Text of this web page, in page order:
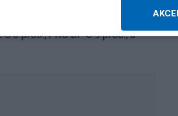
6 proc., PKO BP o 9 proc., a